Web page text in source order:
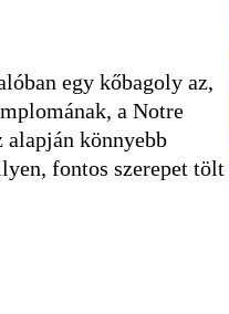
egy kőbagoly az,
a Notre
alapján könnyebb
fontos szerepet tölt